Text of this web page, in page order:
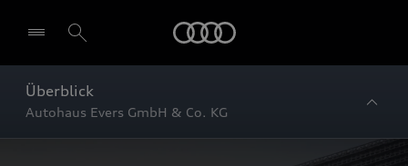
Überblick
Autohaus Evers GmbH & Co. KG